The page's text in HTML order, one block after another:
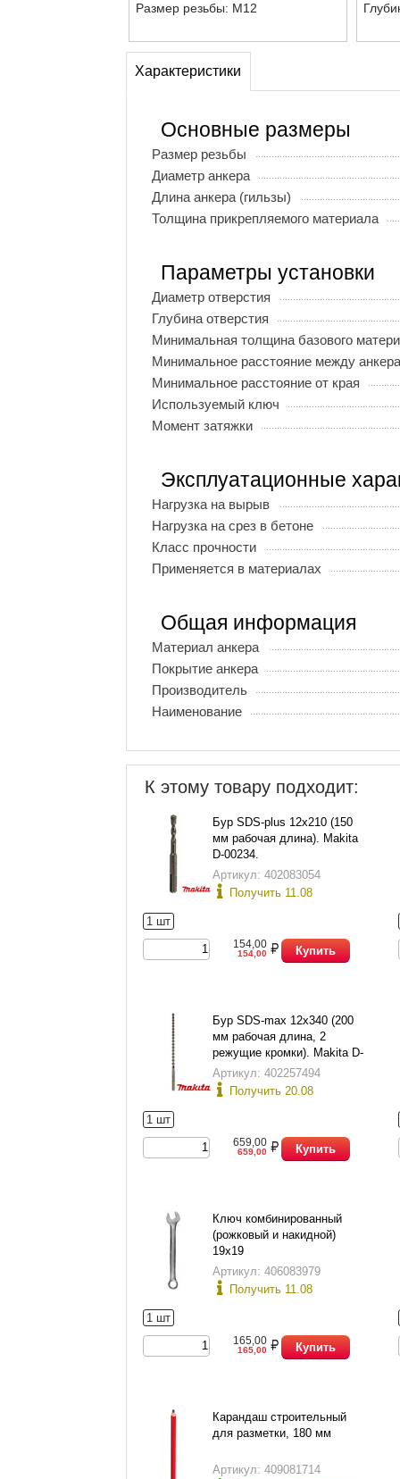
Размер резьбы: М12
Характеристики
Основные размеры
Размер резьбы
Диаметр анкера
Длина анкера (гильзы)
Толщина прикрепляемого материала
Параметры установки
Диаметр отверстия
Глубина отверстия
Минимальная толщина базового
Минимальное расстояние между
Минимальное расстояние от края
Используемый ключ
Момент затяжки
Эксплуатационные
Нагрузка на вырыв
Нагрузка на срез в бетоне
Класс прочности
Применяется в материалах
Общая информация
Материал анкера
Покрытие анкера
Производитель
Наименование
К этому товару подходит:
Бур SDS-plus 12х210 (150
мм рабочая длина). Makita
D-00234.
Артикул: 402083054
Получить 11.08
1 шт
154,00
154,00 Купить
Бур SDS-max 12х340 (200
мм рабочая длина, 2
режущие кромки). Makita D-
33875.
Артикул: 402257494
Получить 20.08
1 шт
659,00
659,00 Купить
Ключ комбинированный
(рожковый и накидной)
19х19
Артикул: 406083979
Получить 11.08
1 шт
165,00
165,00 Купить
Карандаш строительный
для разметки, 180 мм
Артикул: 409081714